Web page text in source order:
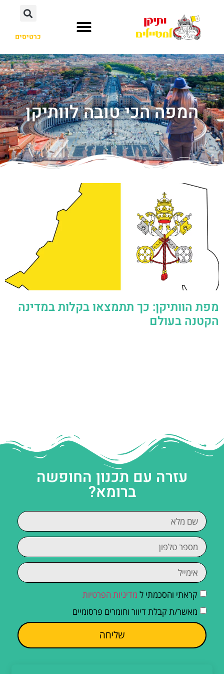
כרטיסים
המפה הכי טובה לוותיקן
מפת הוותיקן: כך תתמצאו בקלות במדינה
הקטנה בעולם
עזרה עם תכנון החופשה
ברומא?
קראתי והסכמתי ל מדיניות הפרטיות
מאשר/ת קבלת דיוור וחומרים פרסומיים
שליחה